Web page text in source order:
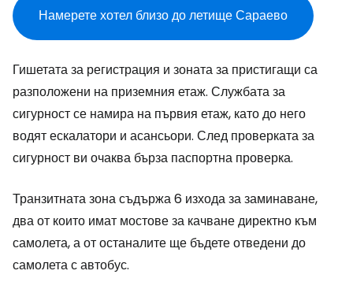
Намерете хотел близо до летище Сараево
Гишетата за регистрация и зоната за пристигащи са
разположени на приземния етаж. Службата за
сигурност се намира на първия етаж, като до него
водят ескалатори и асансьори. След проверката за
сигурност ви очаква бърза паспортна проверка.
Транзитната зона съдържа 6 изхода за заминаване,
два от които имат мостове за качване директно към
самолета, а от останалите ще бъдете отведени до
самолета с автобус.